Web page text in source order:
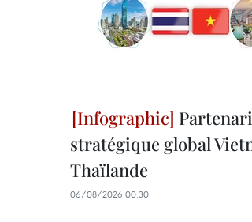
stratégique global
Thaïlande
06/08/2026 00:30